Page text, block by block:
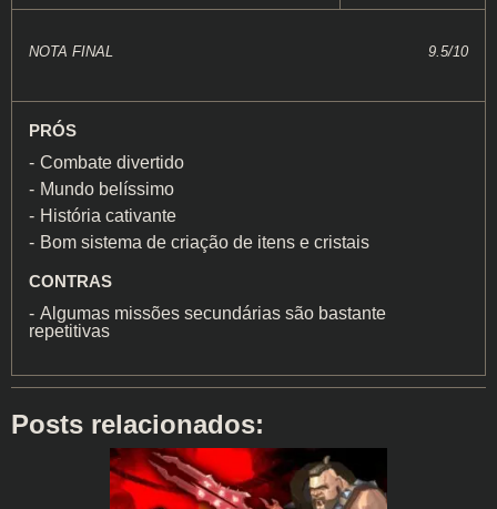
NOTA FINAL 9.5/10
PRÓS
Combate divertido
Mundo belíssimo
História cativante
Bom sistema de criação de itens e cristais
CONTRAS
Algumas missões secundárias são bastante
repetitivas
Posts relacionados: